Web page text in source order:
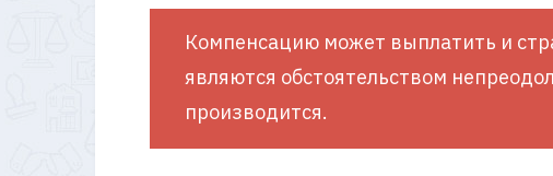
Компенсацию может выплатить и
являются обстоятельством
производится.